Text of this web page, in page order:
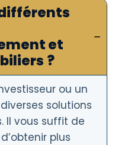
et
?
ou un
solutions
Il vous suffit de
plus